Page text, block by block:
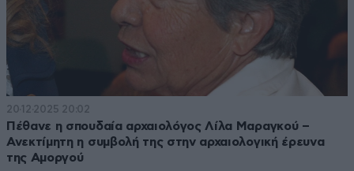
20·12·2025 20:02
Πέθανε η σπουδαία αρχαιολόγος Λίλα Μαραγκού –
Ανεκτίμητη η συμβολή της στην αρχαιολογική έρευνα
της Αμοργού